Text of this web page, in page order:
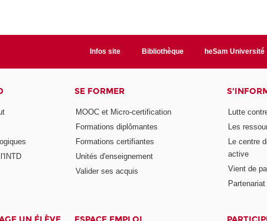
Infos site Bibliothèque heSam Université
SE FORMER
MOOC et Micro-certification
Formations diplômantes
Formations certifiantes
Unités d'enseignement
Valider ses acquis
Lutte
Les
Le centre
active
Vient de